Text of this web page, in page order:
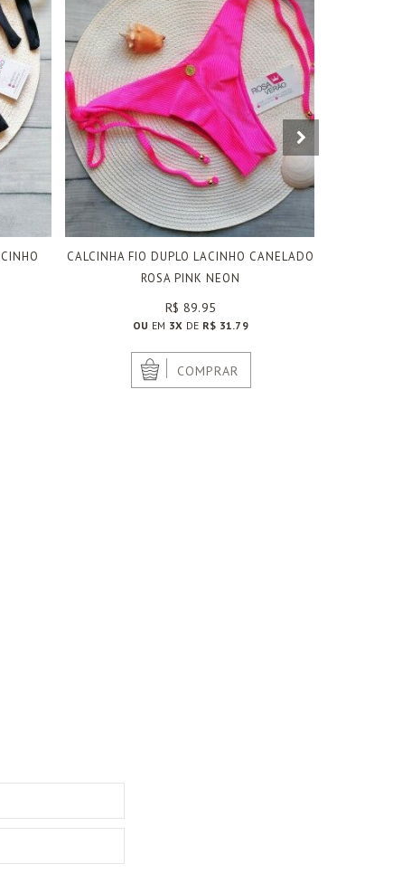
CALCINHA FIO DUPLO LACINHO CANELADO
ROSA PINK NEON
R$ 89.95
OU EM 3X DE R$ 31.79
COMPRAR